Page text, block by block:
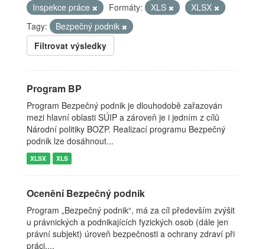
Inspekce práce
Formáty: XLS
XLSX
Tagy:
Bezpečný podnik
Filtrovat výsledky
Program BP
Program Bezpečný podnik je dlouhodobě zařazován
mezi hlavní oblasti SÚIP a zároveň je i jedním z cílů
Národní politiky BOZP. Realizací programu Bezpečný
podnik lze dosáhnout...
XLSX XLS
Ocenění Bezpečný podnik
Program „Bezpečný podnik“, má za cíl především zvýšit
u právnických a podnikajících fyzických osob (dále jen
právní subjekt) úroveň bezpečnosti a ochrany zdraví při
práci,...